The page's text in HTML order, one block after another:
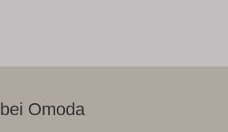
bei Omoda